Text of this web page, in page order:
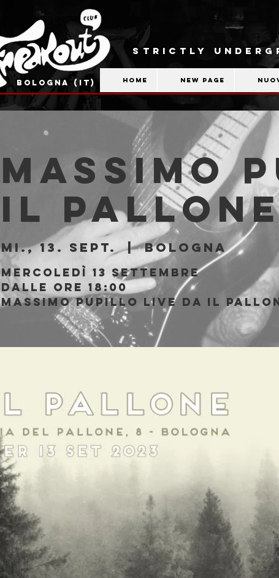
BOLOGNA (IT)
STRICTLY
Home New Page
Massimo
Il
Mi., 13. Sept.
  |
Bologna
Mercoledì 13 Settembre
Dalle ore 18:00
Massimo Pupillo live da Il